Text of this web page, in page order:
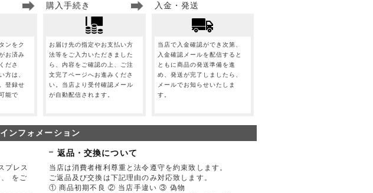
ンをク
お済み
ださ
方は、
登録せ
能で
購入手続き
お届け先の指定やお支払い方
法等をご入力いただきました
ら、内容をご確認の上、ご注
文完了ページへお進みくださ
い。当店より受付確認メール
が自動配信されます。
入金・発送
当店で入金確認ができ次第、
入金確認メールを配信すると
ともに商品の発送準備を進
め、発送が完了しましたら、
メールでお知らせいたしま
す。
インフォメーション
プレス
をご
返品・交換について
当店は消費者権利尊重と法令遵守を約束致します。
ご返品及び交換は下記理由のみ対応致します。
① 商品初期不良 ② 当店手違い ③ 偽物